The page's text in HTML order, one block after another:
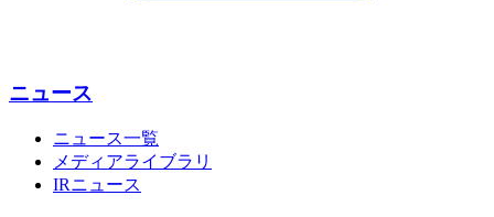
ニュース
ニュース一覧
メディアライブラリ
IRニュース